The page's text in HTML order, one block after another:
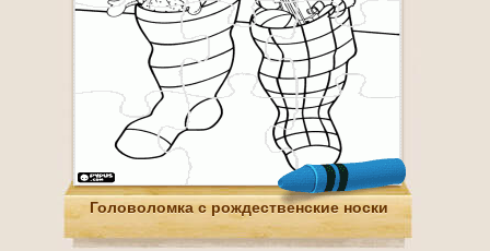
Головоломка с рождественские носки